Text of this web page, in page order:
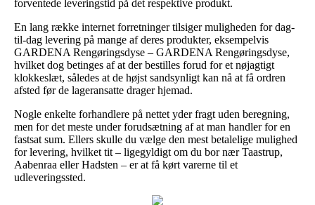
forventede leveringstid på det respektive produkt.
En lang række internet forretninger tilsiger muligheden for dag-
til-dag levering på mange af deres produkter, eksempelvis
GARDENA Rengøringsdyse – GARDENA Rengøringsdyse,
hvilket dog betinges af at der bestilles forud for et nøjagtigt
klokkeslæt, således at de højst sandsynligt kan nå at få ordren
afsted før de lageransatte drager hjemad.
Nogle enkelte forhandlere på nettet yder fragt uden beregning,
men for det meste under forudsætning af at man handler for en
fastsat sum. Ellers skulle du vælge den mest betalelige mulighed
for levering, hvilket tit – ligegyldigt om du bor nær Taastrup,
Aabenraa eller Hadsten – er at få kørt varerne til et
udleveringssted.